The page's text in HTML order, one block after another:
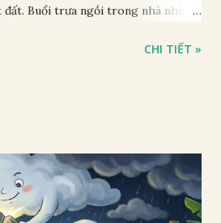
Buổi trưa ngồi trong nhà nhìn
CHI TIẾT »